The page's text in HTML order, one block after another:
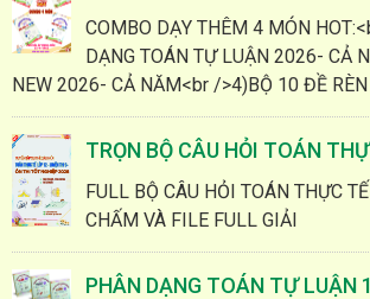
COMBO DẠY THÊM 4 MÓN
DẠNG TOÁN TỰ LUẬN 2026- CẢ
NEW 2026- CẢ NĂM<br />4)BỘ 10 ĐỀ
TRỌN BỘ CÂU HỎI TOÁN
FULL BỘ CÂU HỎI TOÁN THỰC
CHẤM VÀ FILE FULL GIẢI
PHÂN DẠNG TOÁN TỰ